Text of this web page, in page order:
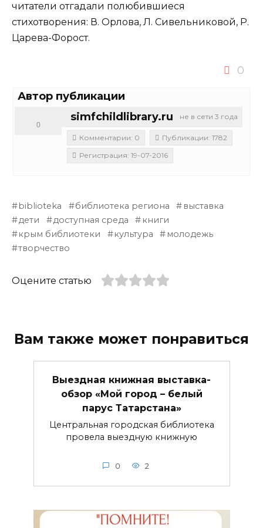
читатели отгадали полюбившиеся
стихотворения: В. Орлова, Л. Сивельниковой, Р.
Царева-Форост.
0
Автор публикации
не в сети 3 года
simfchildlibrary.ru
0
Комментарии: 0
Публикации: 1782
Регистрация: 19-07-2016
biblioteka библиотека региона
выставка
дети
доступная среда
книги
крым библиотеки
культура
молодежь
творчество
Оцените статью
Вам также может понравиться
Выездная книжная выставка-
обзор «Мой город – белый
парус Татарстана»
Центральная городская библиотека
провела выездную книжную
0 2